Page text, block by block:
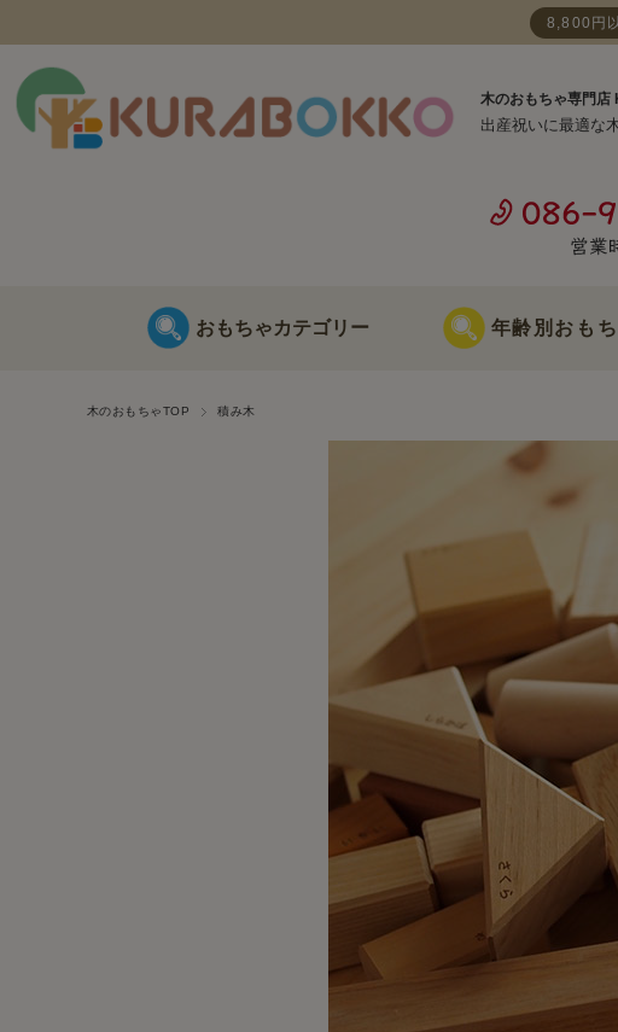
8,800円
木のおもちゃ専門
出産祝いに最適な
おもちゃカテゴリー
日本製 木のおもちゃ
保育園・幼稚園向けおもちゃ
年齢別おも
2歳に最適なおもちゃ
3歳に最適なおもちゃ
木のおもちゃTOP 積み木